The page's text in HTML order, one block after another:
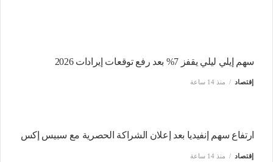
سهم إيلي ليلي يقفز 7% بعد رفع توقعات إيرادات 2026
إقتصاد منذ 14 ساعة
ارتفاع سهم إنفيديا بعد إعلان الشراكة الحصرية مع سبيس إكس
إقتصاد منذ 14 ساعة